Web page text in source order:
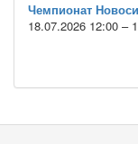
Чемпионат
18.07.2026 12:00 –